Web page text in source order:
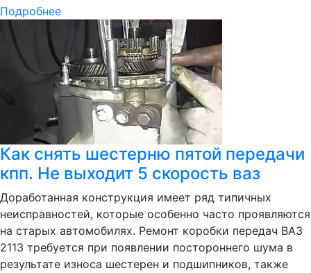
Подробнее
Как снять шестерню пятой передачи
кпп. Не выходит 5 скорость ваз
Доработанная конструкция имеет ряд типичных
неисправностей, которые особенно часто проявляются
на старых автомобилях. Ремонт коробки передач ВАЗ
2113 требуется при появлении постороннего шума в
результате износа шестерен и подшипников, также